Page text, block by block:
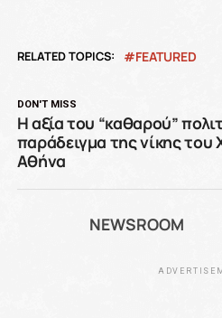
RELATED TOPICS: FEATURED
DON'T MISS
Η αξία του “καθαρού”
παράδειγμα της νίκης
Αθήνα
NEWSROOM